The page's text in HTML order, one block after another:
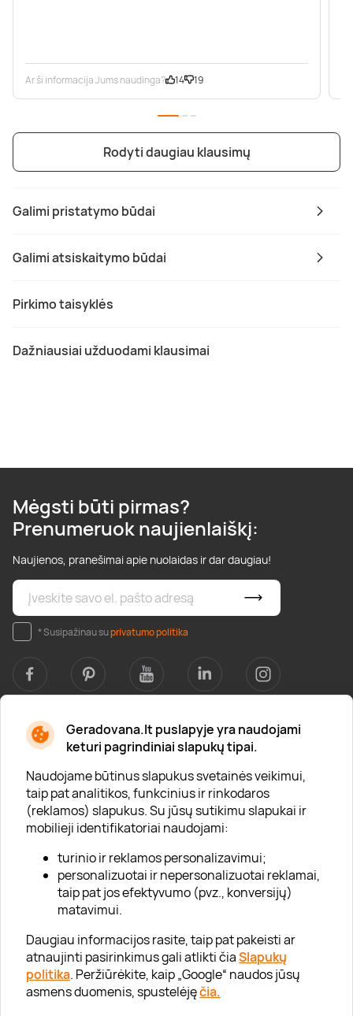
Geradovana.lt puslapyje yra naudojami
keturi pagrindiniai slapukų tipai.
Naudojame būtinus slapukus svetainės veikimui,
taip pat analitikos, funkcinius ir rinkodaros
(reklamos) slapukus. Su jūsų sutikimu slapukai ir
mobilieji identifikatoriai naudojami:
turinio ir reklamos personalizavimui;
personalizuotai ir nepersonalizuotai reklamai,
taip pat jos efektyvumo (pvz., konversijų)
matavimui.
Daugiau informacijos rasite, taip pat pakeisti ar
atnaujinti pasirinkimus gali atlikti čiaSlapukų
politika. Peržiūrėkite, kaip „Google“ naudos jūsų
asmens duomenis, spustelėjęčia.
Galimi pristatymo būdai
Galimi atsiskaitymo būdai
Pirkimo taisyklės
Dažniausiai užduodami klausimai
Ar ši informacija Jums naudinga? 14 19
Rodyti daugiau klausimų
Mėgsti būti pirmas?
Prenumeruok naujienlaiškį:
Naujienos, pranešimai apie nuolaidas ir dar daugiau!
* Susipažinau suprivatumo politika
Apie mus
Apie „Gera Dovana“
Lojalumo klubas
Karjera
Visi partneriai
Kontaktai
Tinklaraštis
Informacija